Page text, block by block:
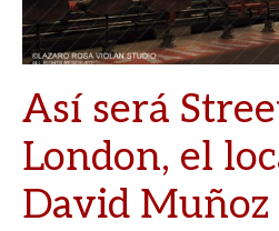
Así será
London, el
David Muñoz